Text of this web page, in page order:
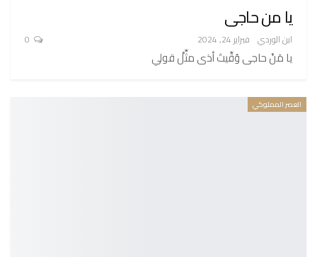
يا من حاجى
ابن الوردي فبراير 24, 2024
يا مَنْ حاجى وُقِّيتَ أذى مثِّلْ قولي
العصر المملوكي